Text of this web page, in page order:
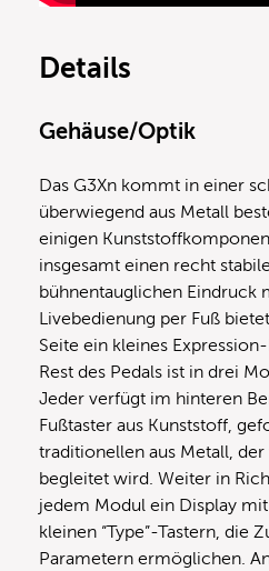
Details
Gehäuse/Optik
Das G3Xn kommt in einer
überwiegend aus Metall
einigen
insgesamt einen recht
bühnentauglichen Eindruck
Livebedienung per Fuß
Seite ein kleines
Rest des Pedals ist in drei
Jeder verfügt im hinteren
Fußtaster aus Kunststoff,
traditionellen aus Metall,
begleitet wird. Weiter in
jedem Modul ein Display
kleinen “Type”-Tastern, die
Parametern ermöglichen.